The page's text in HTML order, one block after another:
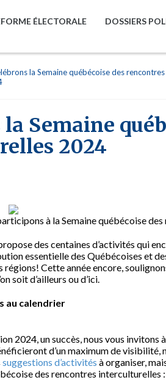
ÉLECTORALE DOSSIERS
la Semaine québécoise des rencontres
la Semaine
2024
à la Semaine québécoise
des centaines d’activités qui
essentielle des Québécoises et
régions! Cette année encore,
soit d’ailleurs ou d’ici.
au calendrier
2024, un succès, nous vous invitons
d’un maximum de
suggestions d’activités à organiser,
des rencontres interculturelles :